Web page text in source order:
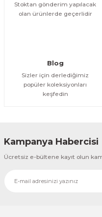
Stoktan gönderim yapılacak
olan ürünlerde geçerlidir
Blog
Sizler için derlediğimiz
popüler koleksiyonları
keşfedin
Kampanya Habercisi
Ücretsiz e-bültene kayıt olun